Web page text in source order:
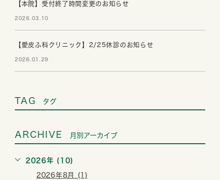
【本院】受付終了時間変更のお知らせ
2026.03.10
【愛皮ふ科クリニック】2/25休診のお知らせ
2026.01.29
TAG タグ
ARCHIVE 月別アーカイブ
2026年 (10)
2026年8月 (1)